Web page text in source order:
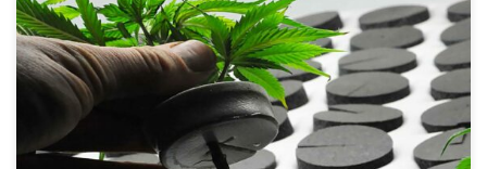
Niemal każdy z nas widział kiedyś odnóżkę jakiejkolwiek rośliny
domowej. […]